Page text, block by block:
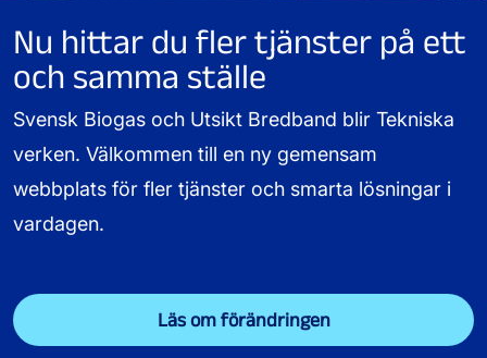
Nu hittar du fler tjänster på ett
och samma ställe
Svensk Biogas och Utsikt Bredband blir Tekniska
verken. Välkommen till en ny gemensam
webbplats för fler tjänster och smarta lösningar i
vardagen.
Läs om förändringen